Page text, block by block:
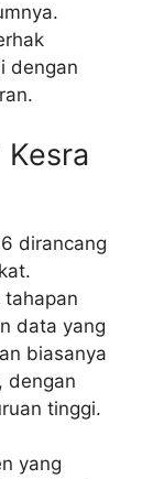
dengan
Kesra
dirancang
data yang
biasanya
dengan
tinggi.
yang